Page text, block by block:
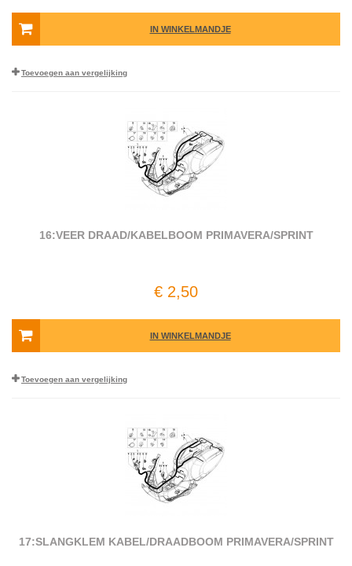
IN WINKELMANDJE
Toevoegen aan vergelijking
16:VEER DRAAD/KABELBOOM PRIMAVERA/SPRINT
€ 2,50
IN WINKELMANDJE
Toevoegen aan vergelijking
17:SLANGKLEM KABEL/DRAADBOOM PRIMAVERA/SPRINT